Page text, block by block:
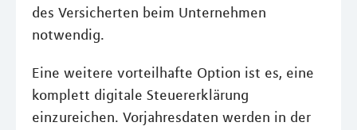
des Versicherten beim Unternehmen
notwendig.
Eine weitere vorteilhafte Option ist es, eine
komplett digitale Steuererklärung
einzureichen. Vorjahresdaten werden in der